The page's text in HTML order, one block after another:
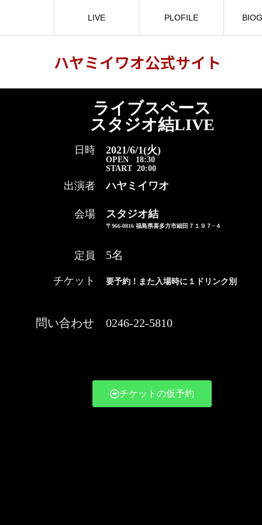
ハヤミイワオ公式サイト
LIVE PLOFILE
ライブスペース
スタジオ結LIVE
日時 2021/6/1(火)
OPEN 18:30
START 20:00
出演者ハヤミイワオ
会場 スタジオ結
〒966-0816 福島県喜多方市細田７１９７−４
定員 5名
チケット 要予約！また入場時に１ドリンク別
問い合わせ 0246-22-5810
チケットの仮予約